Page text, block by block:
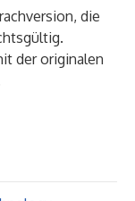
die
der originalen